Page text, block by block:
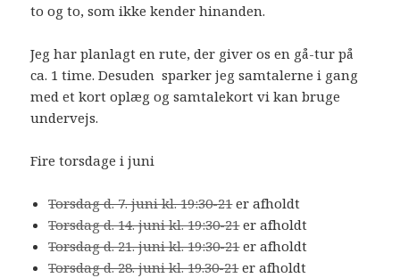
to og to, som ikke kender hinanden.
Jeg har planlagt en rute, der giver os en gå-tur på
ca. 1 time. Desuden sparker jeg samtalerne i gang
med et kort oplæg og samtalekort vi kan bruge
undervejs.
Fire torsdage i juni
Torsdag d. 7. juni kl. 19:30-21er afholdt
Torsdag d. 14. juni kl. 19:30-21er afholdt
Torsdag d. 21. juni kl. 19:30-21er afholdt
Torsdag d. 28. juni kl. 19.30-21er afholdt